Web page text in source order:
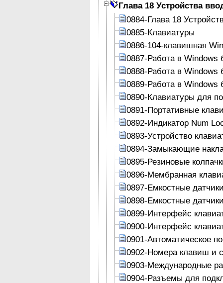
Глава 18 Устройства
0884-Глава 18
0885-Клавиатуры
0886-104-клавишная
0887-Работа в
0888-Работа в
0889-Работа в
0890-Клавиатуры для
0891-Портативные
0892-Индикатор Num
0893-Устройство
0894-Замыкающие
0895-Резиновые
0896-Мембранная
0897-Емкостные
0898-Емкостные
0899-Интерфейс
0900-Интерфейс
0901-Автоматическое
0902-Номера клавиш и
0903-Международные
0904-Разъемы для